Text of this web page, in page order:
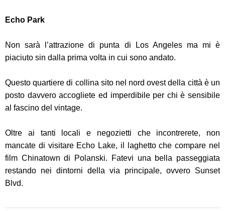
Echo Park
Non sarà l’attrazione di punta di Los Angeles ma mi è
piaciuto sin dalla prima volta in cui sono andato.
Questo quartiere di collina sito nel nord ovest della città è un
posto davvero accogliete ed imperdibile per chi è sensibile
al fascino del vintage.
Oltre ai tanti locali e negozietti che incontrerete, non
mancate di visitare Echo Lake, il laghetto che compare nel
film Chinatown di Polanski. Fatevi una bella passeggiata
restando nei dintorni della via principale, ovvero Sunset
Blvd.